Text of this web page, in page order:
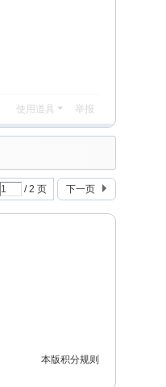
使用道具 举报
/ 2 页 下一页
本版积分规则